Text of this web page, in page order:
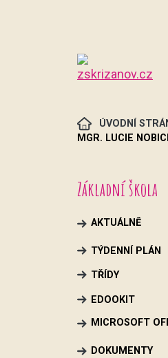
ÚVODNÍ
MGR. LUCIE
Základní škola
AKTUÁLNĚ
TÝDENNÍ PLÁN
TŘÍDY
EDOOKIT
MICROSOFT
DOKUMENTY